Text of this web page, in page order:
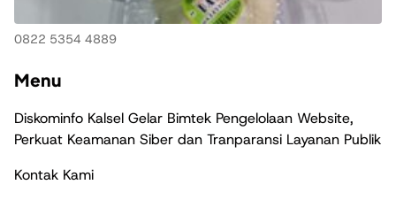
0822 5354 4889
Menu
Diskominfo Kalsel Gelar Bimtek Pengelolaan Website,
Perkuat Keamanan Siber dan Tranparansi Layanan Publik
Kontak Kami